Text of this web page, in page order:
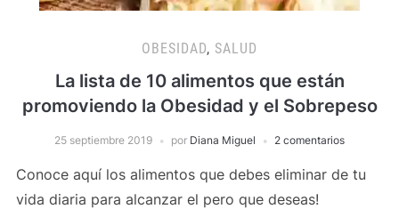
OBESIDAD, SALUD
La lista de 10 alimentos que están
promoviendo la Obesidad y el Sobrepeso
25 septiembre 2019 por Diana Miguel 2 comentarios
Conoce aquí los alimentos que debes eliminar de tu
vida diaria para alcanzar el pero que deseas!